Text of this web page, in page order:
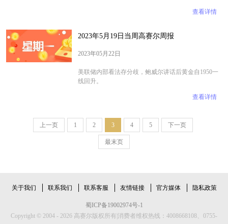
查看详情
2023年5月19日当周高赛尔周报
2023年05月22日
​​​​​​​美联储内部看法存分歧，鲍威尔讲话后黄金自1950一
线回升。
查看详情
上一页 1 2 3 4 5 下一页
最末页
关于我们 联系我们 联系客服 友情链接 官方媒体 隐私政策
蜀ICP备19002974号-1
Copyright © 2004 - 2026 高赛尔版权所有|消费者维权热线：4008668108、0755-